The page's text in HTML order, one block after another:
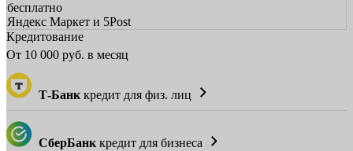
бесплатно
Яндекс Маркет и 5Post
Кредитование
От 10 000 руб. в месяц
Т-Банк кредит для физ. лиц
СберБанк кредит для бизнеса